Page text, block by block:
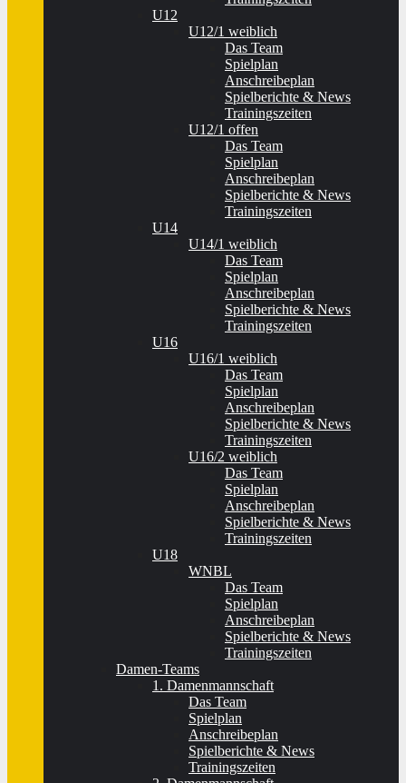
U12
U12/1 weiblich
Das Team
Spielplan
Anschreibeplan
Spielberichte & News
Trainingszeiten
U12/1 offen
Das Team
Spielplan
Anschreibeplan
Spielberichte & News
Trainingszeiten
U14
U14/1 weiblich
Das Team
Spielplan
Anschreibeplan
Spielberichte & News
Trainingszeiten
U16
U16/1 weiblich
Das Team
Spielplan
Anschreibeplan
Spielberichte & News
Trainingszeiten
U16/2 weiblich
Das Team
Spielplan
Anschreibeplan
Spielberichte & News
Trainingszeiten
U18
WNBL
Das Team
Spielplan
Anschreibeplan
Spielberichte & News
Trainingszeiten
Damen-Teams
1. Damenmannschaft
Das Team
Spielplan
Anschreibeplan
Spielberichte & News
Trainingszeiten